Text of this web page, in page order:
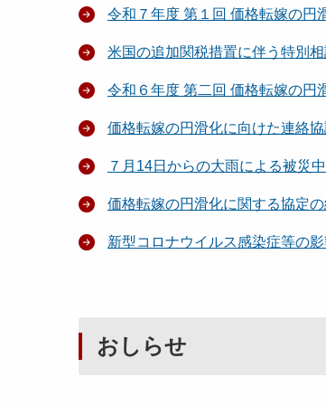
令和７年度 第１回 価格転嫁の円
米国の追加関税措置に伴う特別
令和６年度 第二回 価格転嫁の円
価格転嫁の円滑化に向けた連絡
７月14日からの大雨による被災
価格転嫁の円滑化に関する協定
新型コロナウイルス感染症等の
おしらせ